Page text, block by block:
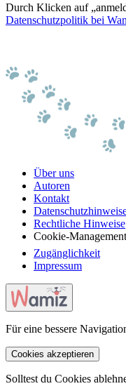
Durch Klicken auf
Datenschutzpolitik bei
Über uns
Autoren
Kontakt
Rechtliche Hinweise
Cookie-Management
Zugänglichkeit
Impressum
Für eine bessere
Cookies akzeptieren
Solltest du Cookies